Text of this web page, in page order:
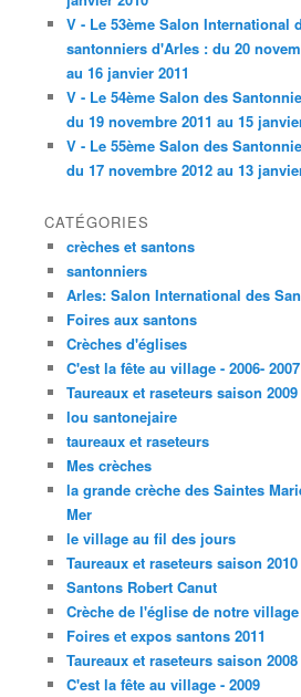
V - Le 53ème Salon International
santonniers d'Arles : du 20
au 16 janvier 2011
V - Le 54ème Salon des
du 19 novembre 2011 au 15
V - Le 55ème Salon des
du 17 novembre 2012 au 13
CATÉGORIES
crèches et santons
santonniers
Arles: Salon International des
Foires aux santons
Crèches d'églises
C'est la fête au village - 2006- 2007
Taureaux et raseteurs saison 2009
lou santonejaire
taureaux et raseteurs
Mes crèches
la grande crèche des Saintes
Mer
le village au fil des jours
Taureaux et raseteurs saison 2010
Santons Robert Canut
Crèche de l'église de notre village
Foires et expos santons 2011
Taureaux et raseteurs saison 2008
C'est la fête au village - 2009